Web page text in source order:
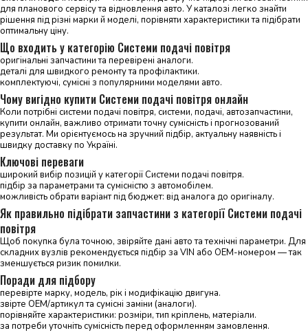
для планового сервісу та відновлення авто. У каталозі легко знайти
рішення під різні марки й моделі, порівняти характеристики та підібрати
оптимальну ціну.
Що входить у категорію Системи подачі повітря
оригінальні запчастини та перевірені аналоги.
деталі для швидкого ремонту та профілактики.
комплектуючі, сумісні з популярними моделями авто.
Чому вигідно купити Системи подачі повітря онлайн
Коли потрібні системи подачі повітря, системи, подачі, автозапчастини,
купити онлайн, важливо отримати точну сумісність і прогнозований
результат. Ми орієнтуємось на зручний підбір, актуальну наявність і
швидку доставку по Україні.
Ключові переваги
широкий вибір позицій у категорії Системи подачі повітря.
підбір за параметрами та сумісністю з автомобілем.
можливість обрати варіант під бюджет: від аналога до оригіналу.
Як правильно підібрати запчастини з категорії Системи подачі
повітря
Щоб покупка була точною, звіряйте дані авто та технічні параметри. Для
складних вузлів рекомендується підбір за VIN або OEM-номером — так
зменшується ризик помилки.
Поради для підбору
перевірте марку, модель, рік і модифікацію двигуна.
звірте OEM/артикул та сумісні заміни (аналоги).
порівняйте характеристики: розміри, тип кріплень, матеріали.
за потреби уточніть сумісність перед оформленням замовлення.